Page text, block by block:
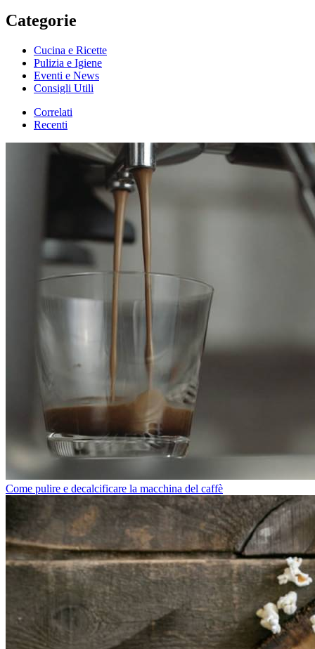
Categorie
Cucina e Ricette
Pulizia e Igiene
Eventi e News
Consigli Utili
Correlati
Recenti
Come pulire e decalcificare la macchina del caffè